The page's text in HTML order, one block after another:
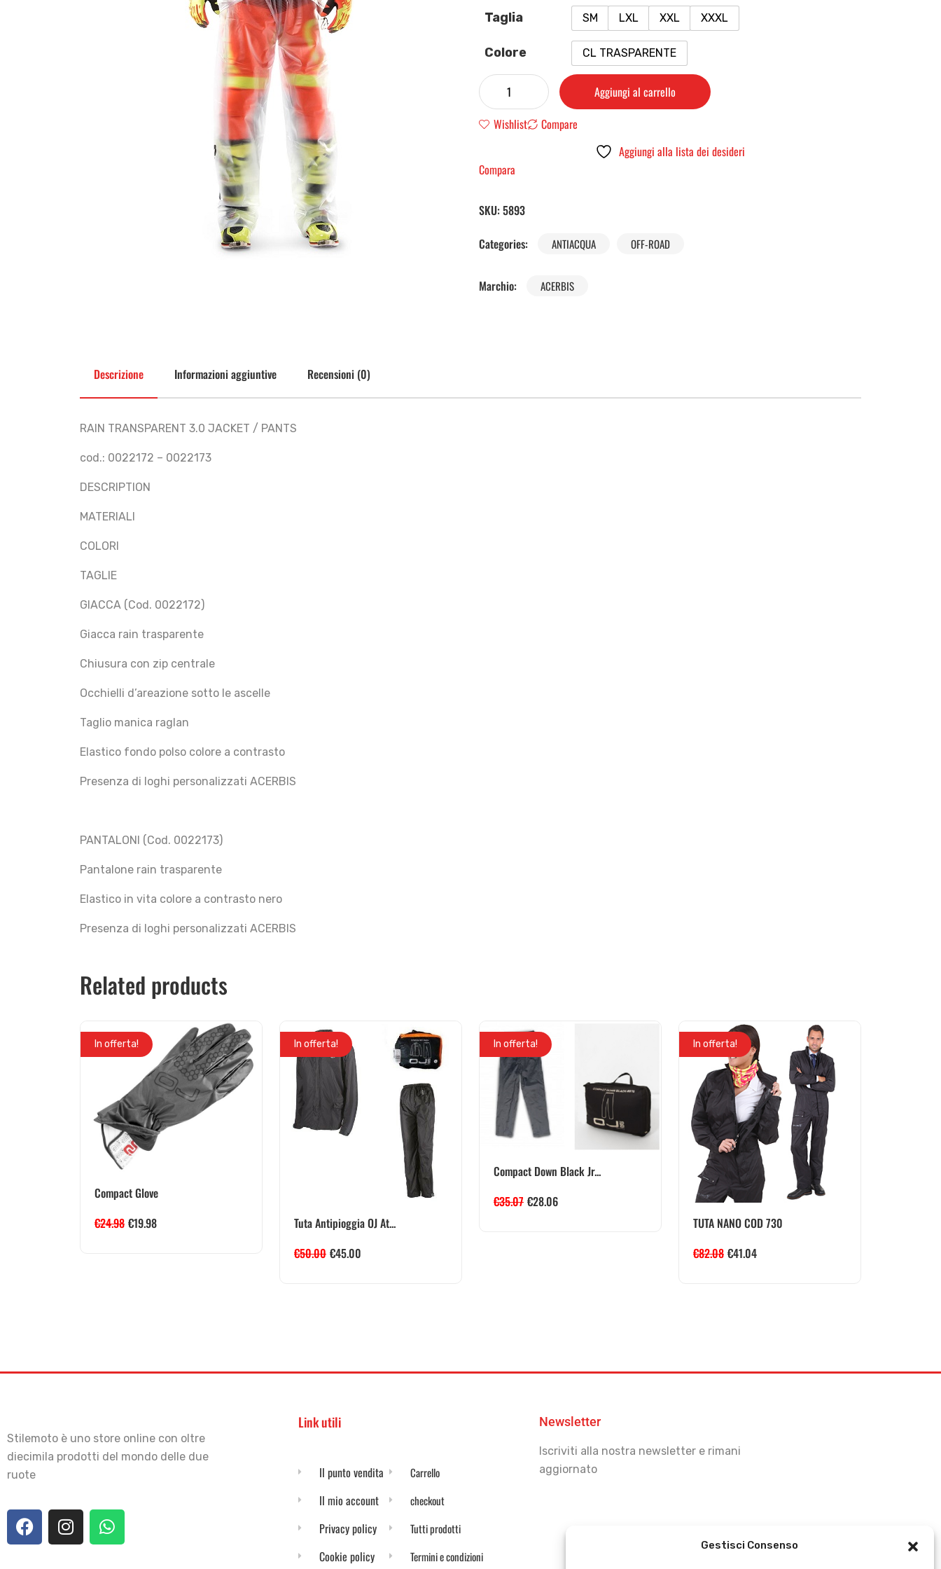
Gestisci Consenso
Taglia SM LXL XXL XXXL
Colore CL TRASPARENTE
Aggiungi al carrello
Wishlist
Compare
Aggiungi alla lista dei desideri
Compara
SKU: 5893
Categories:
ANTIACQUA OFF-ROAD
Marchio: ACERBIS
Descrizione Informazioni aggiuntive Recensioni (0)
RAIN TRANSPARENT 3.0 JACKET / PANTS
cod.: 0022172 – 0022173
DESCRIPTION
MATERIALI
COLORI
TAGLIE
GIACCA (Cod. 0022172)
Giacca rain trasparente
Chiusura con zip centrale
Occhielli d’areazione sotto le ascelle
Taglio manica raglan
Elastico fondo polso colore a contrasto
Presenza di loghi personalizzati ACERBIS
PANTALONI (Cod. 0022173)
Pantalone rain trasparente
Elastico in vita colore a contrasto nero
Presenza di loghi personalizzati ACERBIS
Related products
In offerta!
Compact Glove
€24.98 €19.98
In offerta!
Tuta Antipioggia OJ At...
€50.00 €45.00
In offerta!
Compact Down Black Jr...
€35.07 €28.06
In offerta!
TUTA NANO COD 730
€82.08 €41.04
Stilemoto è uno store online con oltre
diecimila prodotti del mondo delle due
ruote
Link utili
Il punto vendita
Il mio account
Privacy policy
Cookie policy
Carrello
checkout
Tutti prodotti
Termini e condizioni
Newsletter
Iscriviti alla nostra newsletter e rimani
aggiornato